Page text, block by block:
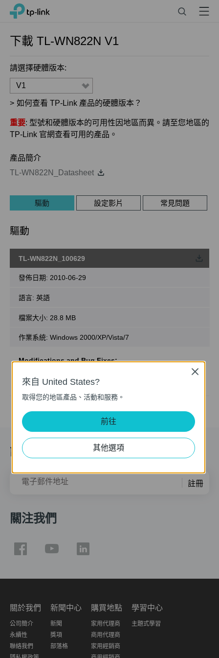
Click
navigation
TP-Link, Reliably Smart Menu
下載 TL-WN822N V1
請選擇硬體版本:
V1
> 如何查看 TP-Link 產品的硬體版本？
重要: 型號和硬體版本的可用性因地區而異。請至您地區的
TP-Link 官網查看可用的產品。
產品簡介
TL-WN822N_Datasheet
驅動 設定影片 常見問題
驅動
TL-WN822N_100629
發佈日期: 2010-06-29
語言: 英語
檔案大小: 28.8 MB
作業系統: Windows 2000/XP/Vista/7
Modifications and Bug Fixes:
Notes:
for TL-WN822N v1
訂閱
電子郵件地址 註冊
關注我們
關於我們
公司簡介
永續性
聯絡我們
新聞中心
新聞
獎項
部落格
購買地點
家用代理商
商用代理商
家用經銷商
學習中心
主題式學習
來自 United States?
取得您的地區產品、活動和服務。
前往
其他選項
Close